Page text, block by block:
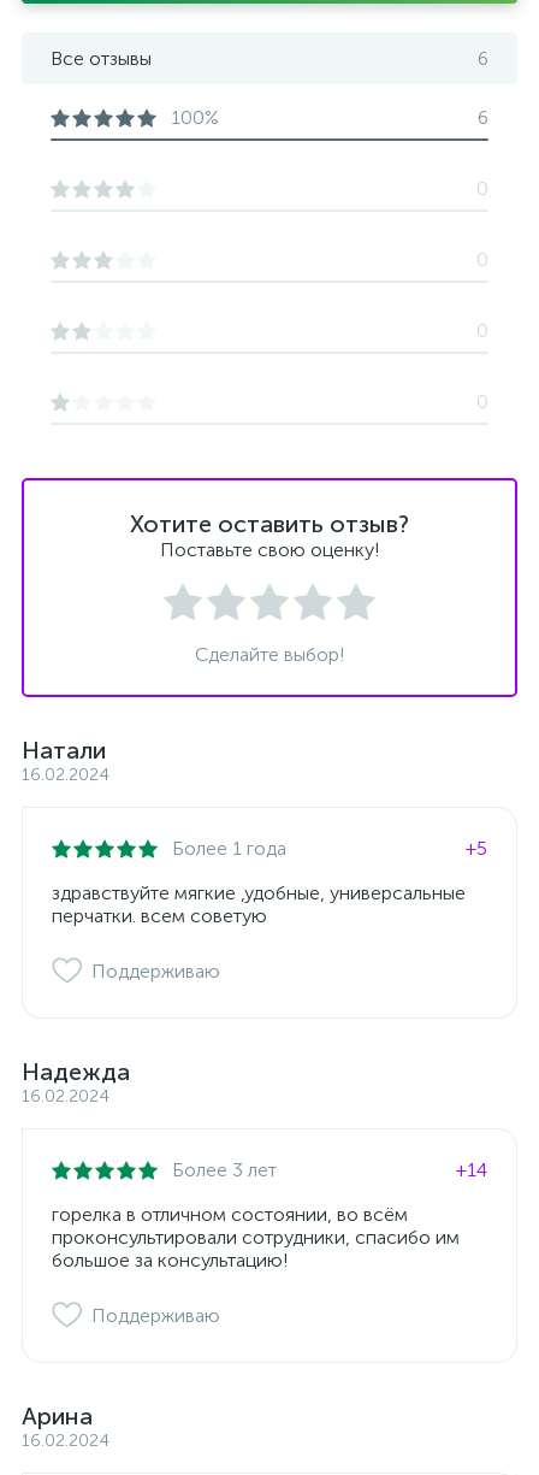
Хотите оставить отзыв?
Поставьте свою оценку!
Сделайте выбор!
Натали
16.02.2024
Более 1 года
+5
здравствуйте мягкие ,удобные, универсальные
перчатки. всем советую
Поддерживаю
Надежда
16.02.2024
Более 3 лет
+14
горелка в отличном состоянии, во всём
проконсультировали сотрудники, спасибо им
большое за консультацию!
Поддерживаю
Арина
16.02.2024
Все отзывы 6
100% 6
0
0
0
0